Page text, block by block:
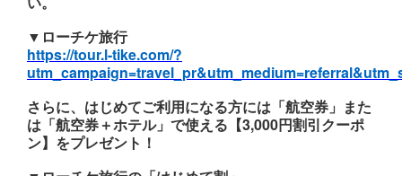
▼ローチケ旅行
https://tour.l-tike.com/?
さらに、はじめてご利用になる方には「航空券」また
は「航空券＋ホテル」で使える【3,000円割引クーポ
ン】をプレゼント！